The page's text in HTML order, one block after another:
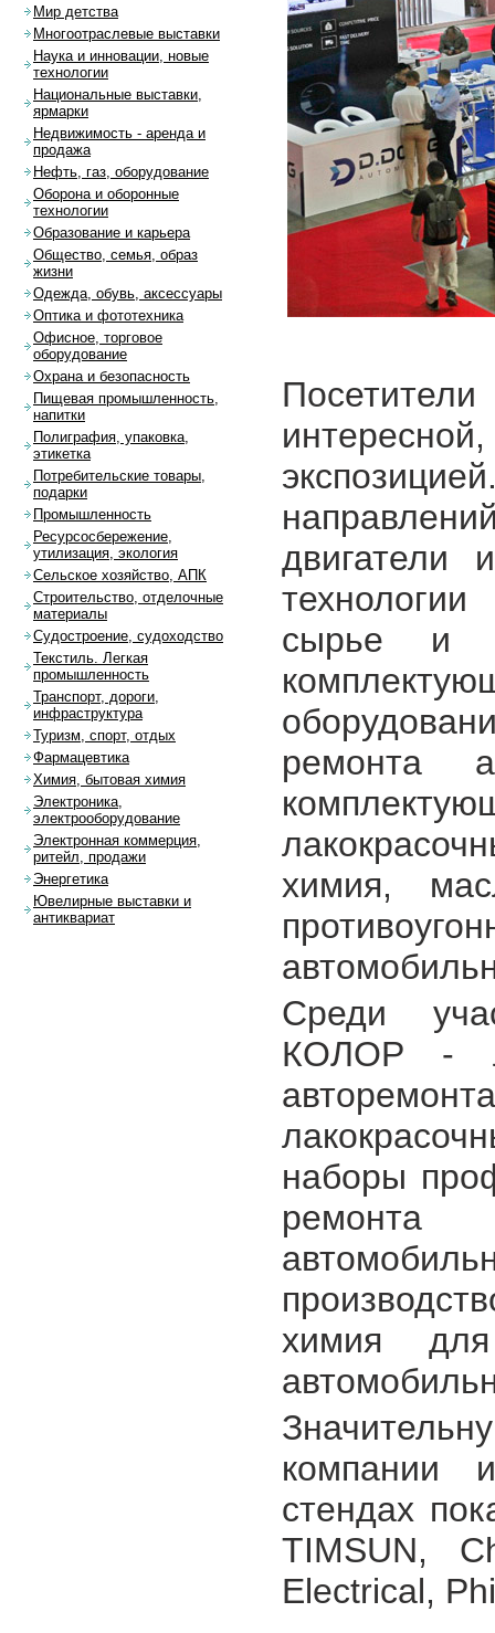
двигатели
сырье и
ремонта
химия,
Среди
КОЛОР -
наборы
химия
компании
стендах
TIMSUN,
Electrical,
Мир детства
Многоотраслевые выставки
Наука и инновации, новые
технологии
Национальные выставки,
ярмарки
Недвижимость - аренда и
продажа
Нефть, газ, оборудование
Оборона и оборонные
технологии
Образование и карьера
Общество, семья, образ
жизни
Одежда, обувь, аксессуары
Оптика и фототехника
Офисное, торговое
оборудование
Охрана и безопасность
Пищевая промышленность,
напитки
Полиграфия, упаковка,
этикетка
Потребительские товары,
подарки
Промышленность
Ресурсосбережение,
утилизация, экология
Сельское хозяйство, АПК
Строительство, отделочные
материалы
Судостроение, судоходство
Текстиль. Легкая
промышленность
Транспорт, дороги,
инфраструктура
Туризм, спорт, отдых
Фармацевтика
Химия, бытовая химия
Электроника,
электрооборудование
Электронная коммерция,
ритейл, продажи
Энергетика
Ювелирные выставки и
антиквариат